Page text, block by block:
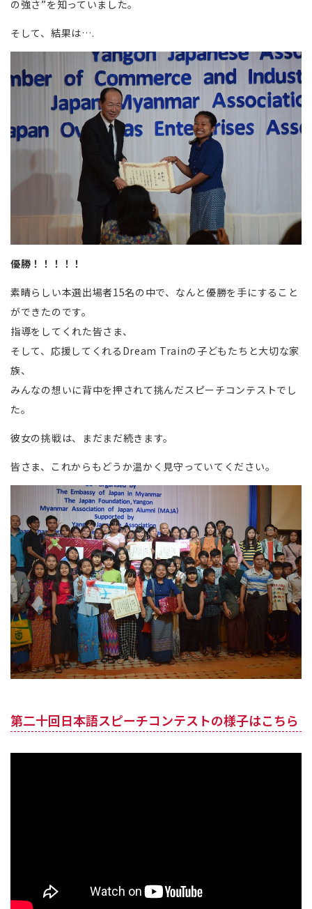
の強さ”を知っていました。
そして、結果は….
優勝！！！！！
素晴らしい本選出場者15名の中で、なんと優勝を手にすること
ができたのです。
指導をしてくれた皆さま、
そして、応援してくれるDream Trainの子どもたちと大切な家
族、
みんなの想いに背中を押されて挑んだスピーチコンテストでし
た。
彼女の挑戦は、まだまだ続きます。
皆さま、これからもどうか温かく見守っていてください。
第二十回日本語スピーチコンテストの様子はこちら